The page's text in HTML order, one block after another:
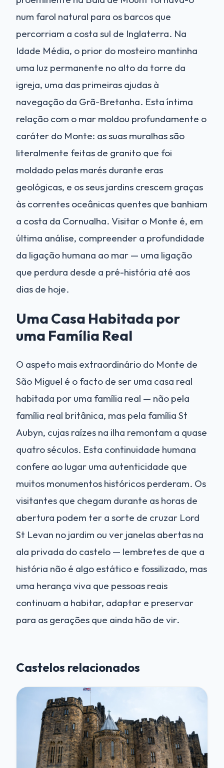
num farol natural para os barcos que
percorriam a costa sul de Inglaterra. Na
Idade Média, o prior do mosteiro mantinha
uma luz permanente no alto da torre da
igreja, uma das primeiras ajudas à
navegação da Grã-Bretanha. Esta íntima
relação com o mar moldou profundamente o
caráter do Monte: as suas muralhas são
literalmente feitas de granito que foi
moldado pelas marés durante eras
geológicas, e os seus jardins crescem graças
às correntes oceânicas quentes que banhiam
a costa da Cornualha. Visitar o Monte é, em
última análise, compreender a profundidade
da ligação humana ao mar — uma ligação
que perdura desde a pré-história até aos
dias de hoje.
Uma Casa Habitada por
uma Família Real
O aspeto mais extraordinário do Monte de
São Miguel é o facto de ser uma casa real
habitada por uma família real — não pela
família real britânica, mas pela família St
Aubyn, cujas raízes na ilha remontam a quase
quatro séculos. Esta continuidade humana
confere ao lugar uma autenticidade que
muitos monumentos históricos perderam. Os
visitantes que chegam durante as horas de
abertura podem ter a sorte de cruzar Lord
St Levan no jardim ou ver janelas abertas na
ala privada do castelo — lembretes de que a
história não é algo estático e fossilizado, mas
uma herança viva que pessoas reais
continuam a habitar, adaptar e preservar
para as gerações que ainda hão de vir.
Castelos relacionados